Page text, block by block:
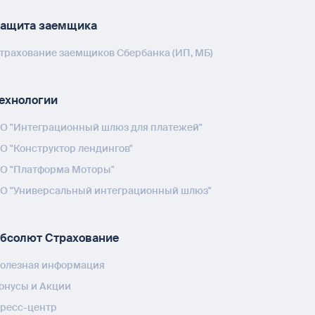
заемщика
заемщиков Сбербанка (ИП, МБ)
"Интеграционный шлюз для платежей"
"Конструктор лендингов"
"Платформа Моторы"
"Универсальный интеграционный шлюз"
Страхование
информация
и Акции
центр